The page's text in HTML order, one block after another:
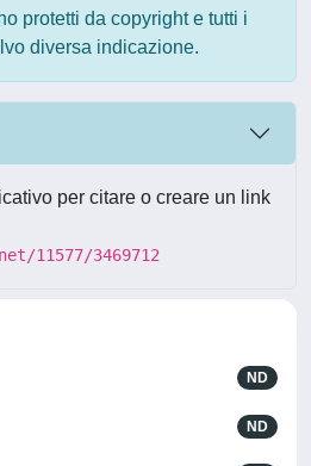
protetti da copyright e tutti i
diversa indicazione.
per citare o creare un link
11577/3469712
ND
ND